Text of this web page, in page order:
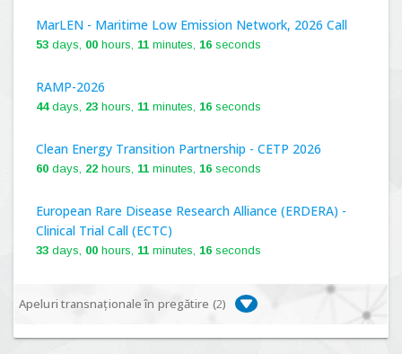
PNCDI IV, SP 5.6.1 - Provocări - Schimbare, PPS2024
MarLEN - Maritime Low Emission Network, 2026 Call
53 days, 00 hours, 11 minutes, 15 seconds
RAMP-2026
44days, 23 hours, 11 minutes, 15 seconds
Clean Energy Transition Partnership - CETP 2026
60 days, 22 hours, 11 minutes, 15 seconds
European Rare Disease Research Alliance (ERDERA) -
Clinical Trial Call (ECTC)
33 days, 00 hours, 11 minutes, 15 seconds
Apeluri transnaționale în pregătire (2)